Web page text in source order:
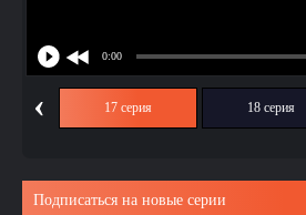
‹ 17 серия 18 серия
Подписаться на новые серии